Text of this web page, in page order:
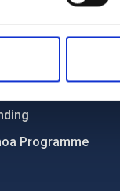
and diversity
and Sustainability
Programme